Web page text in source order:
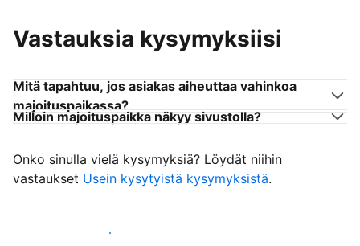
Vastauksia kysymyksiisi
Mitä tapahtuu, jos asiakas aiheuttaa vahinkoa
majoituspaikassa?
Milloin majoituspaikka näkyy sivustolla?
Onko sinulla vielä kysymyksiä? Löydät niihin
vastaukset Usein kysytyistä kysymyksistä.
Ala vastaanottaa asiakkaita